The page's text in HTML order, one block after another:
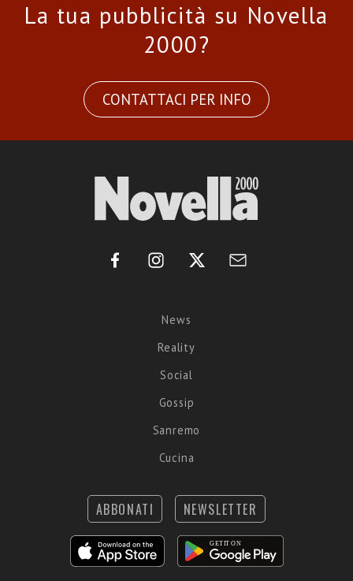
La tua pubblicità su Novella
2000?
CONTATTACI PER INFO
News
Reality
Social
Gossip
Sanremo
Cucina
ABBONATI NEWSLETTER